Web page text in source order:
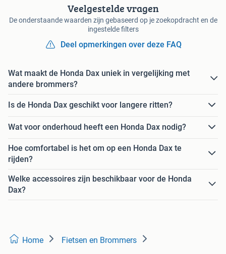
Veelgestelde vragen
De onderstaande waarden zijn gebaseerd op je zoekopdracht en de
ingestelde filters
Deel opmerkingen over deze FAQ
Wat maakt de Honda Dax uniek in vergelijking met
andere brommers?
Is de Honda Dax geschikt voor langere ritten?
Wat voor onderhoud heeft een Honda Dax nodig?
Hoe comfortabel is het om op een Honda Dax te
rijden?
Welke accessoires zijn beschikbaar voor de Honda
Dax?
Home Fietsen en Brommers